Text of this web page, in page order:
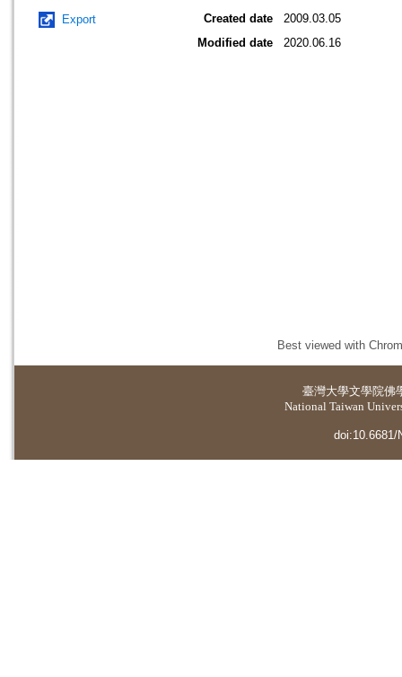
Export
Created date
2009.03.05
Modified date
2020.06.16
Best viewed with
臺灣大學文學院佛
National Taiwan
doi:10.6681/